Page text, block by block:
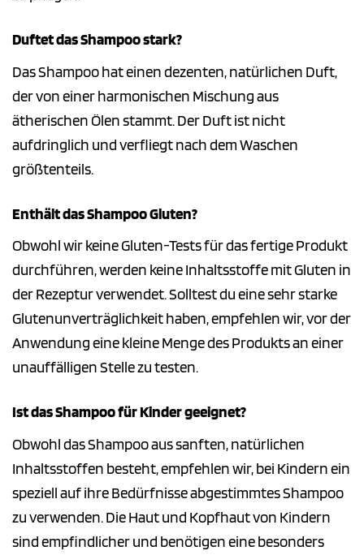
Duftet das Shampoo stark?
Das Shampoo hat einen dezenten, natürlichen Duft,
der von einer harmonischen Mischung aus
ätherischen Ölen stammt. Der Duft ist nicht
aufdringlich und verfliegt nach dem Waschen
größtenteils.
Enthält das Shampoo Gluten?
Obwohl wir keine Gluten-Tests für das fertige Produkt
durchführen, werden keine Inhaltsstoffe mit Gluten in
der Rezeptur verwendet. Solltest du eine sehr starke
Glutenunverträglichkeit haben, empfehlen wir, vor der
Anwendung eine kleine Menge des Produkts an einer
unauffälligen Stelle zu testen.
Ist das Shampoo für Kinder geeignet?
Obwohl das Shampoo aus sanften, natürlichen
Inhaltsstoffen besteht, empfehlen wir, bei Kindern ein
speziell auf ihre Bedürfnisse abgestimmtes Shampoo
zu verwenden. Die Haut und Kopfhaut von Kindern
sind empfindlicher und benötigen eine besonders